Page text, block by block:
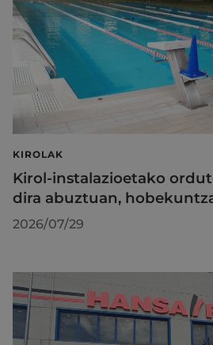
KIROLAK
Kirol-instalazioetako
dira abuztuan,
2026/07/29